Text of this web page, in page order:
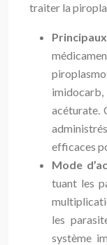
traiter la
acéturate.
efficaces
Mode
tuant les
les
système